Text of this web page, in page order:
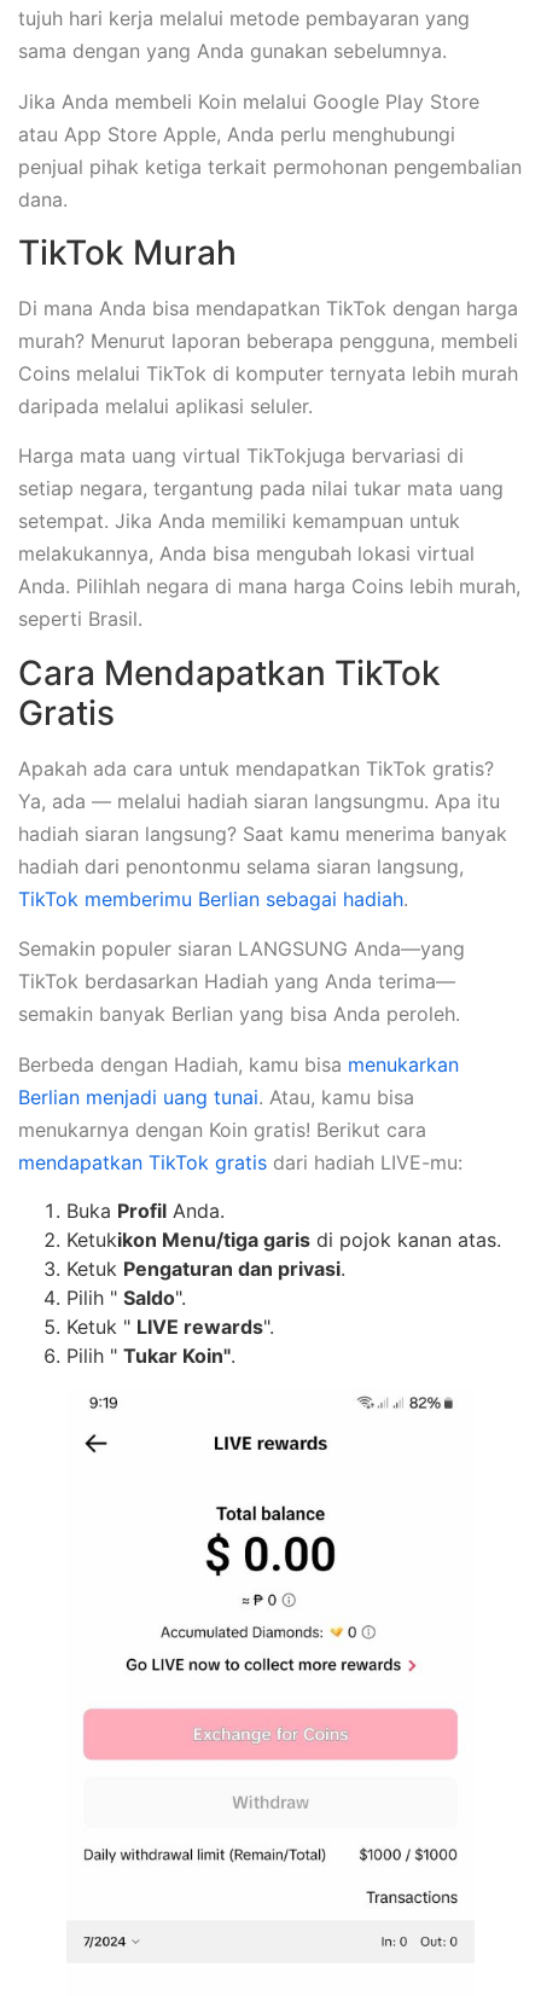
tujuh hari kerja melalui metode pembayaran yang
sama dengan yang Anda gunakan sebelumnya.
Jika Anda membeli Koin melalui Google Play Store
atau App Store Apple, Anda perlu menghubungi
penjual pihak ketiga terkait permohonan pengembalian
dana.
TikTok Murah
Di mana Anda bisa mendapatkan TikTok dengan harga
murah? Menurut laporan beberapa pengguna, membeli
Coins melalui TikTok di komputer ternyata lebih murah
daripada melalui aplikasi seluler.
Harga mata uang virtual TikTokjuga bervariasi di
setiap negara, tergantung pada nilai tukar mata uang
setempat. Jika Anda memiliki kemampuan untuk
melakukannya, Anda bisa mengubah lokasi virtual
Anda. Pilihlah negara di mana harga Coins lebih murah,
seperti Brasil.
Cara Mendapatkan TikTok
Gratis
Apakah ada cara untuk mendapatkan TikTok gratis?
Ya, ada — melalui hadiah siaran langsungmu. Apa itu
hadiah siaran langsung? Saat kamu menerima banyak
hadiah dari penontonmu selama siaran langsung,
TikTok memberimu Berlian sebagai hadiah.
Semakin populer siaran LANGSUNG Anda—yang
TikTok berdasarkan Hadiah yang Anda terima—
semakin banyak Berlian yang bisa Anda peroleh.
Berbeda dengan Hadiah, kamu bisa menukarkan
Berlian menjadi uang tunai. Atau, kamu bisa
menukarnya dengan Koin gratis! Berikut cara
mendapatkan TikTok gratis dari hadiah LIVE-mu:
Buka Profil Anda.
Ketukikon Menu/tiga garis di pojok kanan atas.
Ketuk Pengaturan dan privasi.
Pilih " Saldo".
Ketuk " LIVE rewards".
Pilih " Tukar Koin".